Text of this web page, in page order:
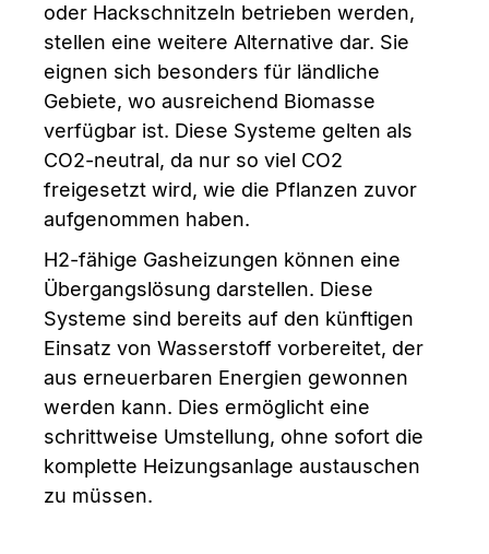
oder Hackschnitzeln betrieben werden,
stellen eine weitere Alternative dar. Sie
eignen sich besonders für ländliche
Gebiete, wo ausreichend Biomasse
verfügbar ist. Diese Systeme gelten als
CO2-neutral, da nur so viel CO2
freigesetzt wird, wie die Pflanzen zuvor
aufgenommen haben.
H2-fähige Gasheizungen können eine
Übergangslösung darstellen. Diese
Systeme sind bereits auf den künftigen
Einsatz von Wasserstoff vorbereitet, der
aus erneuerbaren Energien gewonnen
werden kann. Dies ermöglicht eine
schrittweise Umstellung, ohne sofort die
komplette Heizungsanlage austauschen
zu müssen.